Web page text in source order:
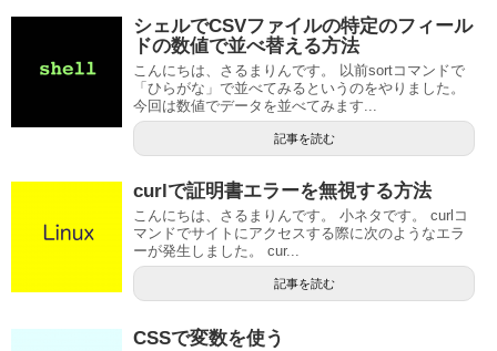
シェルでCSVファイルの特定のフィール
ドの数値で並べ替える方法
こんにちは、さるまりんです。 以前sortコマンドで
「ひらがな」で並べてみるというのをやりました。
今回は数値でデータを並べてみます...
記事を読む
curlで証明書エラーを無視する方法
こんにちは、さるまりんです。 小ネタです。 curlコ
マンドでサイトにアクセスする際に次のようなエラ
ーが発生しました。 cur...
記事を読む
CSSで変数を使う